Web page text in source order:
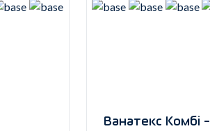
Ванатекс Комбі -